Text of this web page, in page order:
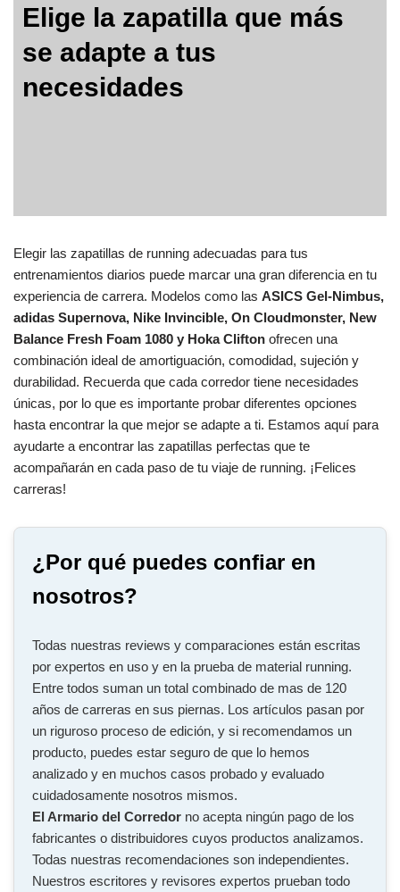
Elige la zapatilla que más
se adapte a tus
necesidades
Elegir las zapatillas de running adecuadas para tus
entrenamientos diarios puede marcar una gran diferencia en tu
experiencia de carrera. Modelos como las ASICS Gel-Nimbus,
adidas Supernova, Nike Invincible, On Cloudmonster, New
Balance Fresh Foam 1080 y Hoka Clifton ofrecen una
combinación ideal de amortiguación, comodidad, sujeción y
durabilidad. Recuerda que cada corredor tiene necesidades
únicas, por lo que es importante probar diferentes opciones
hasta encontrar la que mejor se adapte a ti. Estamos aquí para
ayudarte a encontrar las zapatillas perfectas que te
acompañarán en cada paso de tu viaje de running. ¡Felices
carreras!
¿Por qué puedes confiar en
nosotros?
Todas nuestras reviews y comparaciones están escritas
por expertos en uso y en la prueba de material running.
Entre todos suman un total combinado de mas de 120
años de carreras en sus piernas. Los artículos pasan por
un riguroso proceso de edición, y si recomendamos un
producto, puedes estar seguro de que lo hemos
analizado y en muchos casos probado y evaluado
cuidadosamente nosotros mismos.
El Armario del Corredor no acepta ningún pago de los
fabricantes o distribuidores cuyos productos analizamos.
Todas nuestras recomendaciones son independientes.
Nuestros escritores y revisores expertos prueban todo